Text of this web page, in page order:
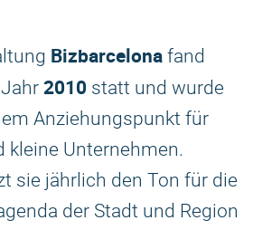
Bizbarcelona fand
2010 statt und wurde
Anziehungspunkt für
kleine Unternehmen.
sie jährlich den Ton für die
der Stadt und Region